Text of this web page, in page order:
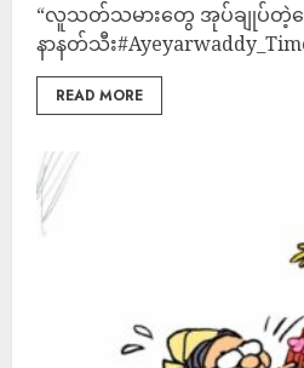
“လူသတ်သမားတွေ အုပ်ချုပ်တဲ့ခ
နာနတ်သီး
READ MORE